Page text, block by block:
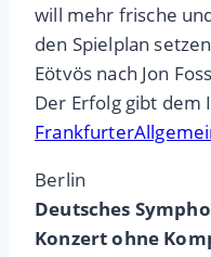
will mehr frische
den Spielplan
Eötvös nach Jon
Der Erfolg gibt dem
Berlin
Deutsches
Konzert ohne